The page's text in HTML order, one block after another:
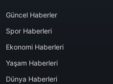
Güncel Haberler
Spor Haberleri
Ekonomi Haberleri
Yaşam Haberleri
Dünya Haberleri